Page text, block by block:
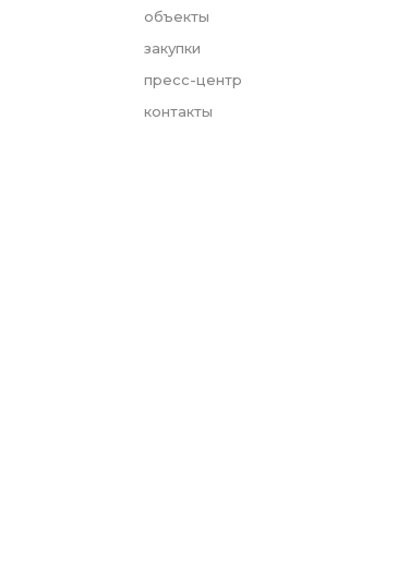
объекты
закупки
пресс-центр
контакты